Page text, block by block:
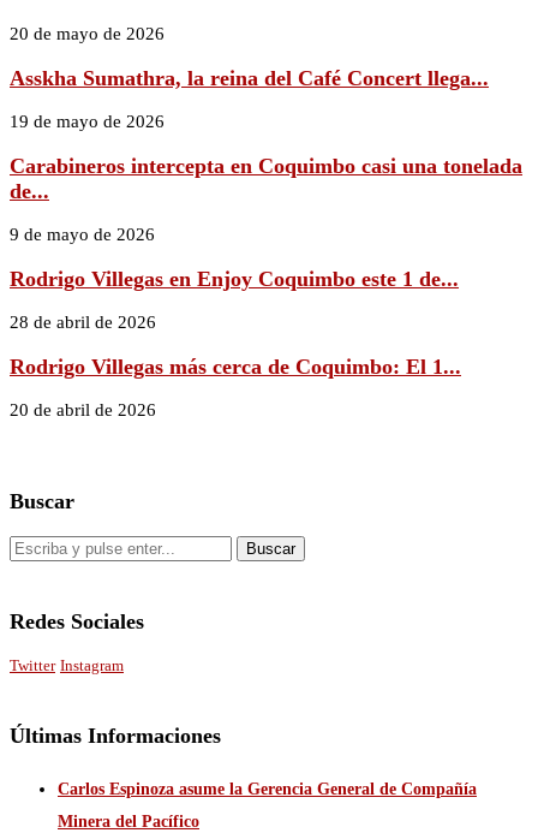
20 de mayo de 2026
Asskha Sumathra, la reina del Café Concert llega...
19 de mayo de 2026
Carabineros intercepta en Coquimbo casi una tonelada
de...
9 de mayo de 2026
Rodrigo Villegas en Enjoy Coquimbo este 1 de...
28 de abril de 2026
Rodrigo Villegas más cerca de Coquimbo: El 1...
20 de abril de 2026
Buscar
Redes Sociales
Twitter Instagram
Últimas Informaciones
Carlos Espinoza asume la Gerencia General de Compañía
Minera del Pacífico